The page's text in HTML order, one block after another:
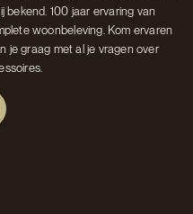
bekend. 100 jaar ervaring van
woonbeleving. Kom ervaren
je graag met al je vragen over